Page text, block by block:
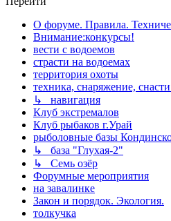
О форуме. Правила.
Внимание:конкурсы!
вести с водоемов
страсти на водоемах
территория охоты
техника, снаряжение,
↳ навигация
Клуб экстремалов
Клуб рыбаков г.Урай
рыболовные базы
↳ база "Глухая-2"
↳ Семь озёр
Форумные мероприятия
на завалинке
Закон и порядок. Экология.
толкучка